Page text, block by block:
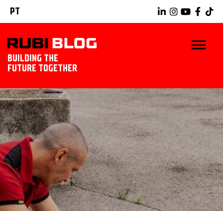
PT
BUILDING THE
FUTURE TOGETHER
INÍCIO
DICAS E TRUQUES
IDÉIAS TILING
RUBI TOOLS
EXPLORAR RUBI